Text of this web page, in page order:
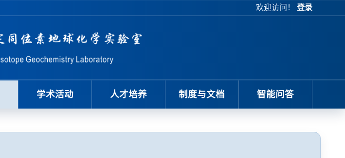
欢迎访问！ 登录
学术活动 人才培养 制度与文档 智能问答